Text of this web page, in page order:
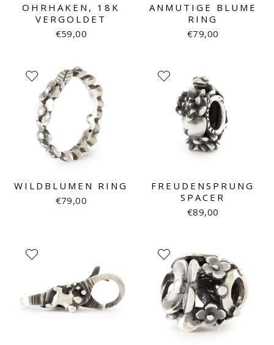
OHRHAKEN, 18K
VERGOLDET
€59,00
ANMUTIGE BLUME
RING
€79,00
WILDBLUMEN RING
€79,00
FREUDENSPRUNG
SPACER
€89,00